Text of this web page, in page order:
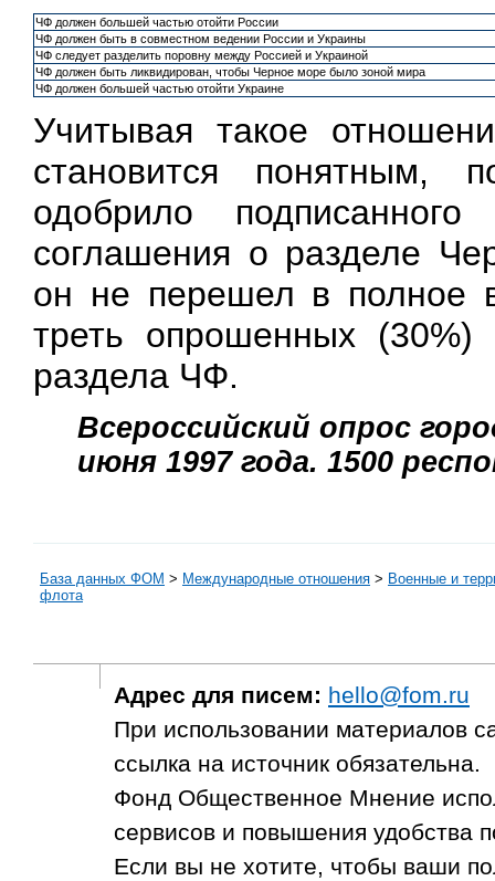
ЧФ должен большей частью отойти России
ЧФ должен быть в совместном ведении России и Украины
ЧФ следует разделить поровну между Россией и Украиной
ЧФ должен быть ликвидирован, чтобы Черное море было зоной мира
ЧФ должен большей частью отойти Украине
Учитывая такое
становится понятным,
одобрило
соглашения о разделе
он не перешел в полное
треть опрошенных (30%)
раздела ЧФ.
Всероссийский опрос
июня 1997 года. 1500
База данных ФОМ > Международные отношения > Военные и
флота
Адрес для писем: hello@fom.ru
При использовании материалов
ссылка на источник обязательна.
Фонд Общественное Мнение
сервисов и повышения удобства
Если вы не хотите, чтобы ваши